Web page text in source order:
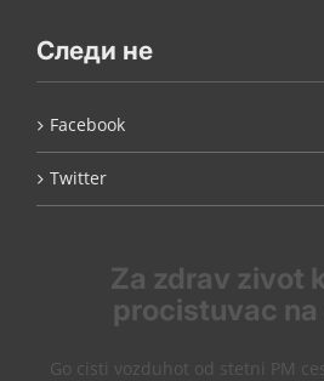
Следи не
Facebook
Twitter
Za zdrav zivot
procistuvac na
Go cisti vozduhot od stetni PM